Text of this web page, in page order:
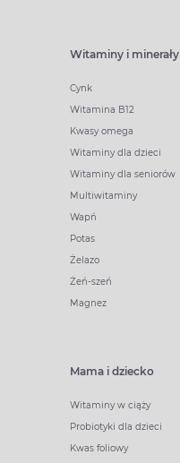
Witaminy i minerały
Cynk
Witamina B12
Kwasy omega
Witaminy dla dzieci
Witaminy dla seniorów
Multiwitaminy
Wapń
Potas
Żelazo
Żeń-szeń
Magnez
Mama i dziecko
Witaminy w ciąży
Probiotyki dla dzieci
Kwas foliowy